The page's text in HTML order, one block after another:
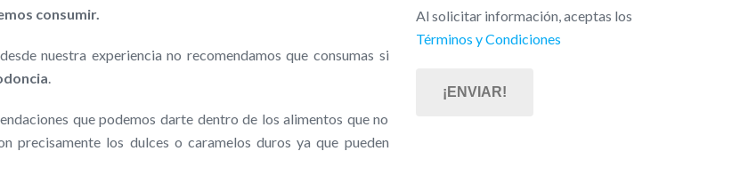
consumir.
nuestra experiencia no recomendamos que consumas si
.
que podemos darte dentro de los alimentos que no
precisamente los dulces o caramelos duros ya que pueden
Al solicitar información, aceptas los
Términos y Condiciones